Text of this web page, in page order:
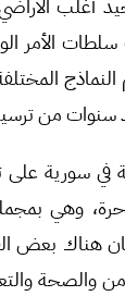
كانون الأول وإعادة
الأمر
سنوات من
في سورية
وهي
هناك بعض